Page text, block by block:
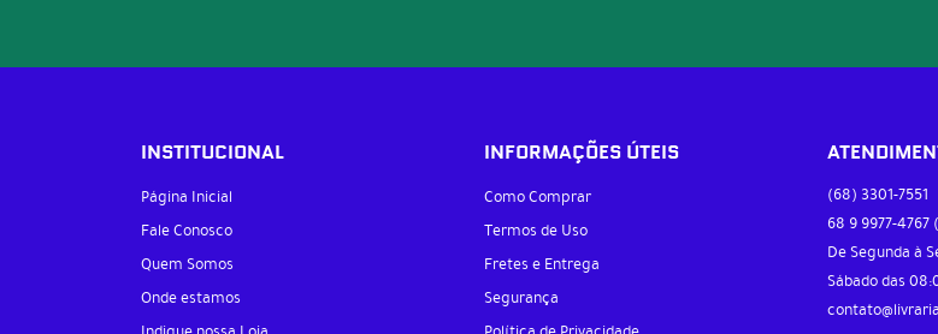
INSTITUCIONAL
Página Inicial
Fale Conosco
Quem Somos
Onde estamos
INFORMAÇÕES ÚTEIS
Como Comprar
Termos de Uso
Fretes e Entrega
Segurança
(68) 3301-7551
68 9 9977-4767
De Segunda à
Sábado das